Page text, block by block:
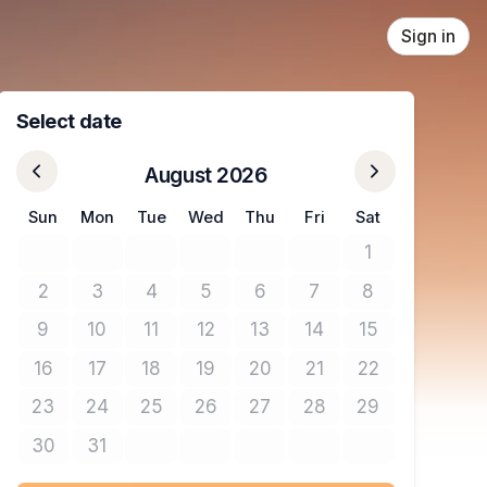
Sign in
Select date
August 2026
Sun Mon Tue Wed Thu Fri Sat
1No tickets
2No tickets available
3No tickets available
4No tickets available
5No tickets available
6No tickets available
7No tickets available
8No tickets
9No tickets available
10No tickets available
11No tickets available
12No tickets available
13No tickets available
14No tickets available
15No tickets
16No tickets available
17No tickets available
18No tickets available
19No tickets available
20No tickets available
21No tickets available
22No tickets
23No tickets available
24No tickets available
25No tickets available
26No tickets available
27No tickets available
28No tickets available
29No tickets
30No tickets available
31No tickets available